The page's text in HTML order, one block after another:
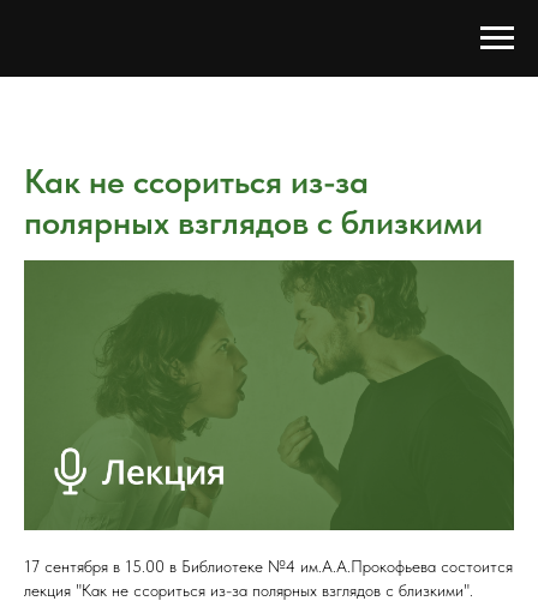
Как не ссориться из-за
полярных взглядов с близкими
17 сентября в 15.00 в Библиотеке №4 им.А.А.Прокофьева состоится
лекция "Как не ссориться из-за полярных взглядов с близкими".